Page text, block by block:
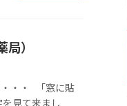
）
・・ 「窓に貼
見て来まし